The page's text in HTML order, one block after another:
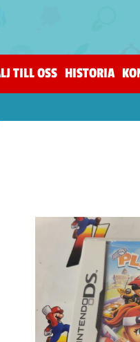
TILL OSS HISTORIA